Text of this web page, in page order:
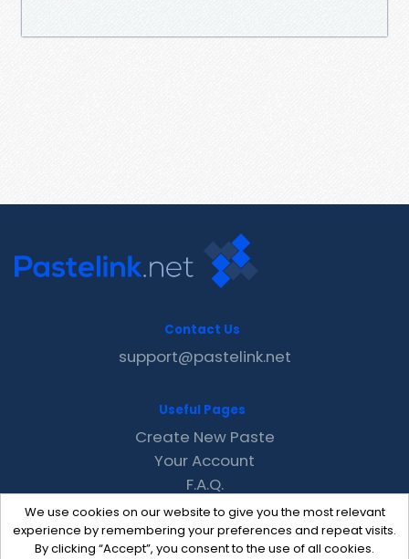
We use cookies on our website to give you the most relevant
experience by remembering your preferences and repeat visits.
By clicking “Accept”, you consent to the use of all cookies.
Contact Us
support@pastelink.net
Useful Pages
Create New Paste
Your Account
F.A.Q.
Recent
Contact